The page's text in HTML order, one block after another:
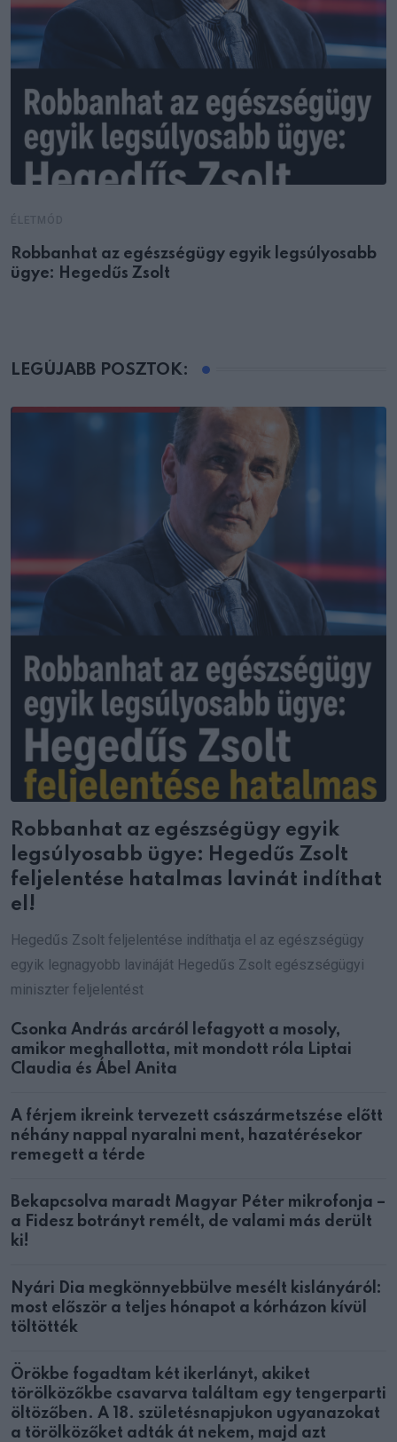
Robbanhat az egészségügy egyik legsúlyosabb
ügye: Hegedűs Zsolt
LEGÚJABB POSZTOK:
Robbanhat az egészségügy egyik
legsúlyosabb ügye: Hegedűs Zsolt
feljelentése hatalmas lavinát indíthat
el!
Hegedűs Zsolt feljelentése indíthatja el az egészségügy
egyik legnagyobb lavináját Hegedűs Zsolt egészségügyi
miniszter feljelentést
Csonka András arcáról lefagyott a mosoly,
amikor meghallotta, mit mondott róla Liptai
Claudia és Ábel Anita
A férjem ikreink tervezett császármetszése előtt
néhány nappal nyaralni ment, hazatérésekor
remegett a térde
Bekapcsolva maradt Magyar Péter mikrofonja –
a Fidesz botrányt remélt, de valami más derült
ki!
Nyári Dia megkönnyebbülve mesélt kislányáról:
most először a teljes hónapot a kórházon kívül
töltötték
Örökbe fogadtam két ikerlányt, akiket
törölközőkbe csavarva találtam egy tengerparti
öltözőben. A 18. születésnapjukon ugyanazokat
a törölközőket adták át nekem, majd azt